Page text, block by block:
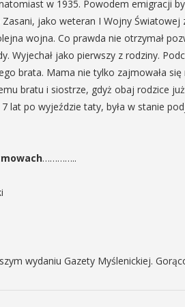
w 1935. Powodem emigracji
jako weteran I Wojny Światowej
wojna. Co prawda nie otrzymał
Wyjechał jako pierwszy z rodziny.
brata. Mama nie tylko zajmowała
bratu i siostrze, gdyż obaj rodzice
lat po wyjeździe taty, była w stanie
…………..
wydaniu Gazety Myślenickiej.
Myślimira.